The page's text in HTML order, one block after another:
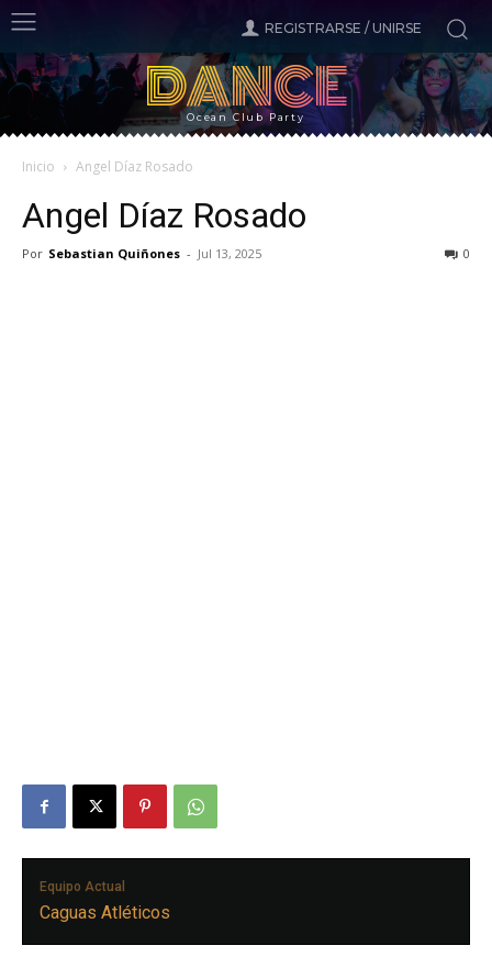
REGISTRARSE / UNIRSE
DANCE
Ocean Club Party
Inicio Angel Díaz Rosado
Angel Díaz Rosado
Por Sebastian Quiñones - Jul 13, 2025 0
Equipo Actual
Caguas Atléticos